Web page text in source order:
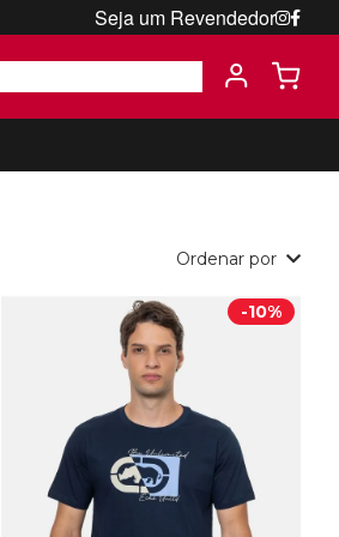
Seja um Revendedor
Ordenar por
-10%